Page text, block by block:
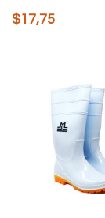
$17,75